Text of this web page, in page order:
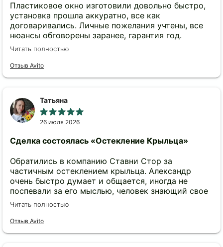
Пластиковое окно изготовили довольно быстро,
установка прошла аккуратно, все как
договаривались. Личные пожелания учтены, все
нюансы обговорены заранее, гарантия год.
Большое спасибо!
Читать полностью
Отзыв Avito
Татьяна
26 июля 2026
Сделка состоялась «Остекление Крыльца»
Обратились в компанию Ставни Стор за
частичным остеклением крыльца. Александр
очень быстро думает и общается, иногда не
поспевали за его мыслью, человек знающий свое
дело и быстро представляющий как и что
качеством и скоростью изготовленных изделий.
Отдельно хочу отметить очень приемлемые цены,
Читать полностью
Отзыв Avito